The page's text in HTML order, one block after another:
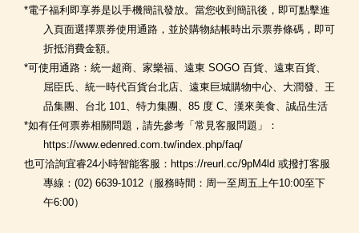
*電子福利即享券是以手機簡訊發放。當您收到簡訊後，即可點擊進
入頁面選擇票券使用通路，並於購物結帳時出示票券條碼，即可
折抵消費金額。
*可使用通路：統一超商、家樂福、遠東 SOGO 百貨、遠東百貨、
屈臣氏、統一時代百貨台北店、遠東巨城購物中心、大潤發、王
品集團、台北 101、特力集團、85 度 C、漢來美食、誠品生活
*如有任何票券相關問題，請先參考「常見客服問題」：
https://www.edenred.com.tw/index.php/faq/
也可洽詢宜睿24小時智能客服：https://reurl.cc/9pM4ld 或撥打客服
專線：(02) 6639-1012（服務時間：周一至周五上午10:00至下
午6:00）